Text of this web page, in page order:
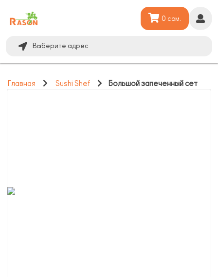
Выберите адрес
0 сом.
Главная Sushi Shef Большой запеченный сет